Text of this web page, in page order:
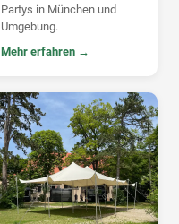
Partys in München und
Umgebung.
Mehr erfahren →